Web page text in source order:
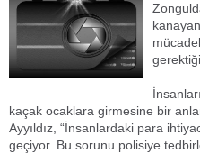
kaçak ocaklara girmesine bir
Ayyıldız, “İnsanlardaki para
geçiyor. Bu sorunu polisiye